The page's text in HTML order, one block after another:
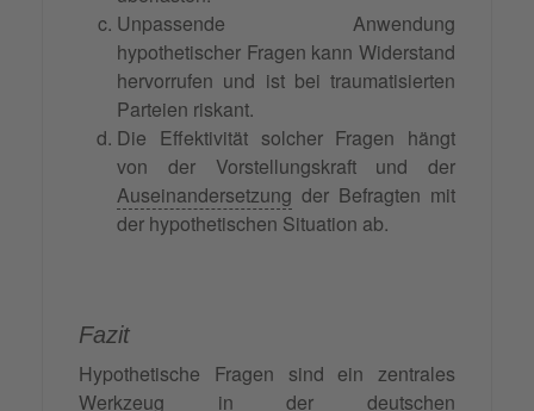
Unpassende Anwendung
hypothetischer Fragen kann Widerstand
hervorrufen und ist bei traumatisierten
Parteien riskant.
Die Effektivität solcher Fragen hängt
von der Vorstellungskraft und der
Auseinandersetzung der Befragten mit
der hypothetischen Situation ab.
Fazit
Hypothetische Fragen sind ein zentrales
Werkzeug in der deutschen